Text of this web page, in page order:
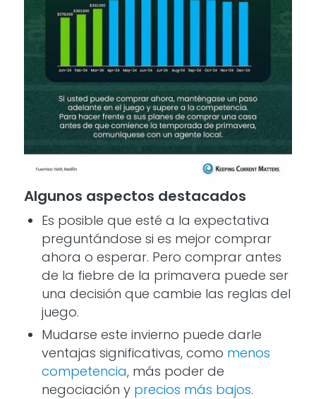
Algunos aspectos destacados
Es posible que esté a la expectativa
preguntándose si es mejor comprar
ahora o esperar. Pero comprar antes
de la fiebre de la primavera puede ser
una decisión que cambie las reglas del
juego.
Mudarse este invierno puede darle
ventajas significativas, como menos
competencia, más poder de
negociación y precios más bajos.